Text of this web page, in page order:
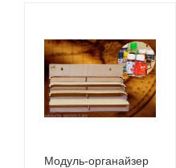
Модуль-органайзер